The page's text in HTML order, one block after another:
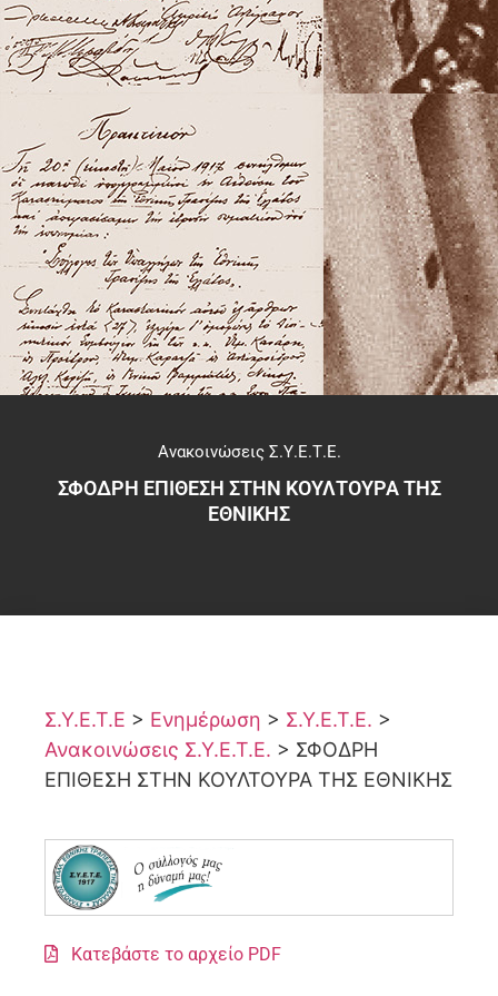
Ανακοινώσεις Σ.Υ.Ε.Τ.Ε.
ΣΦΟΔΡΗ ΕΠΙΘΕΣΗ ΣΤΗΝ ΚΟΥΛΤΟΥΡΑ ΤΗΣ
ΕΘΝΙΚΗΣ
Σ.Υ.Ε.Τ.Ε > Ενημέρωση > Σ.Υ.Ε.Τ.Ε. >
Ανακοινώσεις Σ.Υ.Ε.Τ.Ε. > ΣΦΟΔΡΗ
ΕΠΙΘΕΣΗ ΣΤΗΝ ΚΟΥΛΤΟΥΡΑ ΤΗΣ ΕΘΝΙΚΗΣ
Κατεβάστε το αρχείο PDF